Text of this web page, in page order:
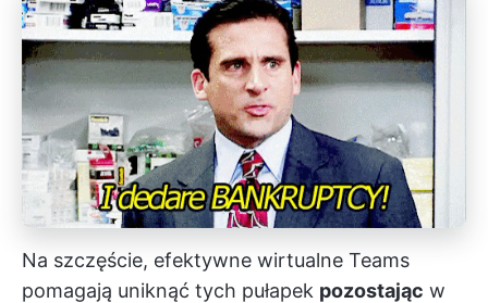
Na szczęście, efektywne wirtualne Teams
pomagają uniknąć tych pułapek pozostając w